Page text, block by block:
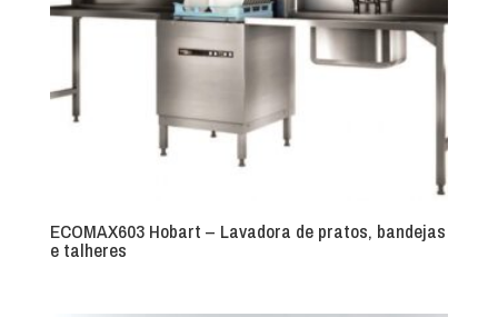
ECOMAX603 Hobart – Lavadora de pratos, bandejas
e talheres